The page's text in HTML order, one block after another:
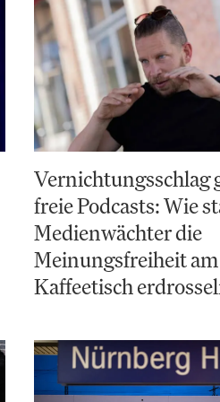
Vernichtungsschlag
freie Podcasts: Wie
Medienwächter die
Meinungsfreiheit am
Kaffeetisch